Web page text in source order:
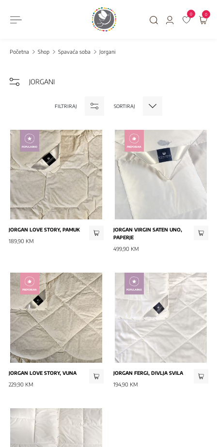
0 0
Početna Shop Spavaća soba Jorgani
JORGANI
FILTRIRAJ SORTIRAJ
POPULARNO
JORGAN LOVE STORY, PAMUK
189,90 KM
PREPORUKA
JORGAN VIRGIN SATEN UNO,
PAPERJE
499,90 KM
PREPORUKA
JORGAN LOVE STORY, VUNA
229,90 KM
POPULARNO
JORGAN FERGI, DIVLJA SVILA
194,90 KM